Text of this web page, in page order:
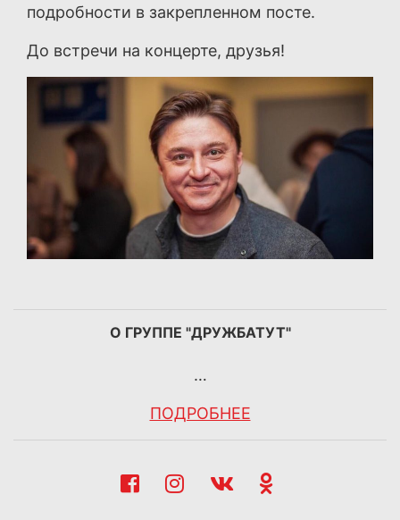
подробности в закрепленном посте.
До встречи на концерте, друзья!
О ГРУППЕ "ДРУЖБАТУТ"
…
ПОДРОБНЕЕ